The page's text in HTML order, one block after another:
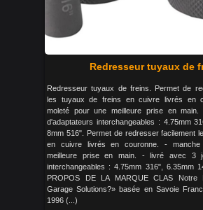
Redresseur tuyaux de
Redresseur tuyaux de freins. Permet de
les tuyaux de freins en cuivre livrés en
moleté pour une meilleure prise en
d'adaptateurs interchangeables : 4.75mm
8mm 516". Permet de redresser facilement
en cuivre livrés en couronne. - manche
meilleure prise en main. - livré avec 3
interchangeables : 4.75mm 316", 6.35mm
PROPOS DE LA MARQUE CLAS Notre
Garage Solutions?» basée en Savoie
1996 (...)